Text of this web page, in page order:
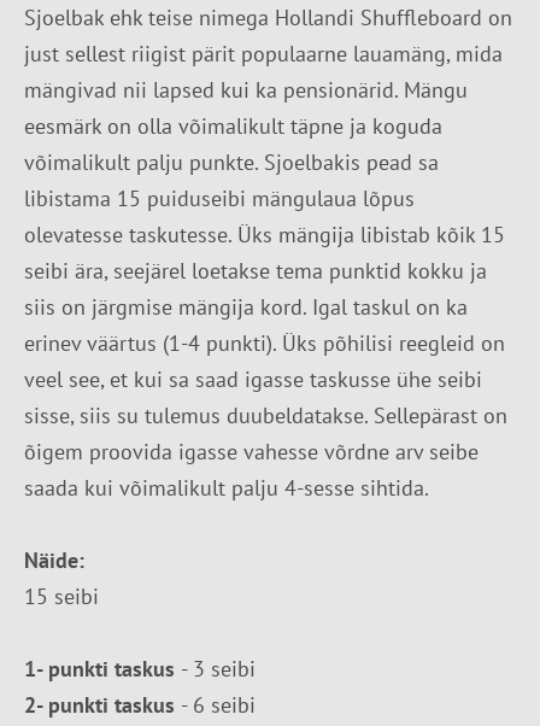
Sjoelbak ehk teise nimega Hollandi Shuffleboard on
just sellest riigist pärit populaarne lauamäng, mida
mängivad nii lapsed kui ka pensionärid. Mängu
eesmärk on olla võimalikult täpne ja koguda
võimalikult palju punkte. Sjoelbakis pead sa
libistama 15 puiduseibi mängulaua lõpus
olevatesse taskutesse. Üks mängija libistab kõik 15
seibi ära, seejärel loetakse tema punktid kokku ja
siis on järgmise mängija kord. Igal taskul on ka
erinev väärtus (1-4 punkti). Üks põhilisi reegleid on
veel see, et kui sa saad igasse taskusse ühe seibi
sisse, siis su tulemus duubeldatakse. Sellepärast on
õigem proovida igasse vahesse võrdne arv seibe
saada kui võimalikult palju 4-sesse sihtida.
Näide:
15 seibi
1- punkti taskus - 3 seibi
2- punkti taskus - 6 seibi